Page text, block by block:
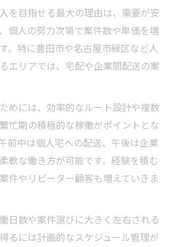
ライバーのためのルート最適化術
務で事故ゼロと高収入を実現する
た軽貨物展開で長期安定を目指す
で地域に根ざす強みと安定性
送が地域社会にもたらす価値とは
持続可能なビジネスを築く秘訣
地域ネットワーク構築の重要性
開を長期安定させる信頼関係の作
を目指せる最大の理由は、需要が安
個人の努力次第で案件数や単価を増
。特に豊田市や名古屋市緑区など人
エリアでは、宅配や企業間配送の案
めには、効率的なルート設計や複数
忙期の積極的な稼働がポイントとな
前中は個人宅への配送、午後は企業
軟な働き方が可能です。経験を積む
件やリピーター顧客も増えていきま
日数や案件選びに大きく左右される
るには計画的なスケジュール管理が